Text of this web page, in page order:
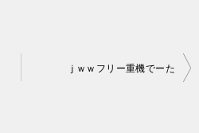
ｊｗｗフリー重機でーた